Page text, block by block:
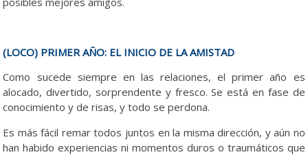
(LOCO) PRIMER AÑO: EL INICIO DE LA AMISTAD
Como sucede siempre en las relaciones, el primer año es
alocado, divertido, sorprendente y fresco. Se está en fase de
conocimiento y de risas, y todo se perdona.
Es más fácil remar todos juntos en la misma dirección, y aún no
han habido experiencias ni momentos duros o traumáticos que